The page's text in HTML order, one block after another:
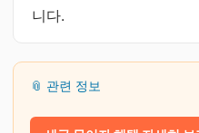
니다.
📎 관련 정보